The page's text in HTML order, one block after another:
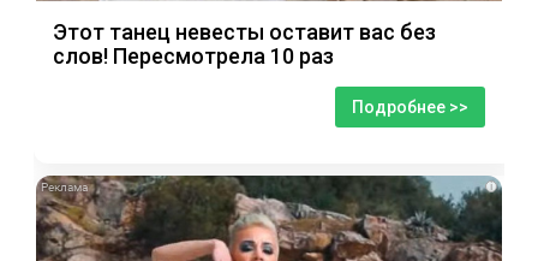
Этот танец невесты оставит вас без
слов! Пересмотрела 10 раз
Подробнее >>
i